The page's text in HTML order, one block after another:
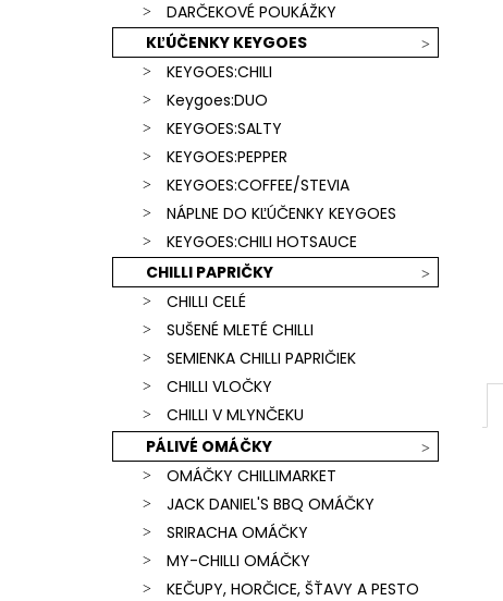
DARČEKOVÉ POUKÁŽKY
KĽÚČENKY KEYGOES
KEYGOES:CHILI
Keygoes:DUO
KEYGOES:SALTY
KEYGOES:PEPPER
KEYGOES:COFFEE/STEVIA
NÁPLNE DO KĽÚČENKY KEYGOES
KEYGOES:CHILI HOTSAUCE
CHILLI PAPRIČKY
CHILLI CELÉ
SUŠENÉ MLETÉ CHILLI
SEMIENKA CHILLI PAPRIČIEK
CHILLI VLOČKY
CHILLI V MLYNČEKU
PÁLIVÉ OMÁČKY
OMÁČKY CHILLIMARKET
JACK DANIEL'S BBQ OMÁČKY
SRIRACHA OMÁČKY
MY-CHILLI OMÁČKY
KEČUPY, HORČICE, ŠŤAVY A PESTO
€15,90